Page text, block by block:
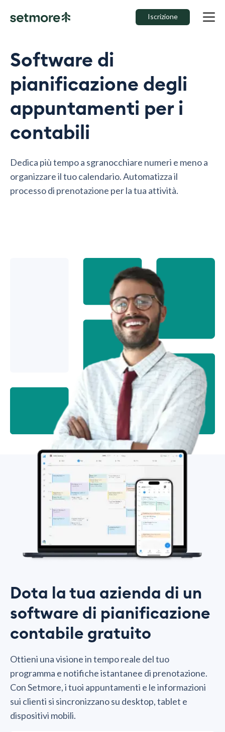
Iscrizione
Software di
pianificazione degli
appuntamenti per i
contabili
Dedica più tempo a sgranocchiare numeri e meno a
organizzare il tuo calendario. Automatizza il
processo di prenotazione per la tua attività.
Dota la tua azienda di un
software di pianificazione
contabile gratuito
Ottieni una visione in tempo reale del tuo
programma e notifiche istantanee di prenotazione.
Con Setmore, i tuoi appuntamenti e le informazioni
sui clienti si sincronizzano su desktop, tablet e
dispositivi mobili.